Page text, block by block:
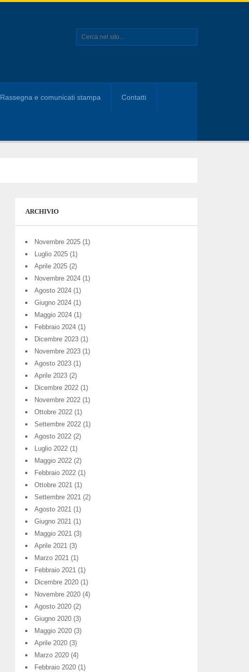
Rassegna e comunicati stampa Contatti
ARCHIVIO
Novembre 2025 (1)
Luglio 2025 (1)
Aprile 2025 (2)
Novembre 2024 (1)
Agosto 2024 (1)
Giugno 2024 (1)
Maggio 2024 (1)
Febbraio 2024 (1)
Dicembre 2023 (1)
Novembre 2023 (1)
Agosto 2023 (1)
Aprile 2023 (2)
Dicembre 2022 (1)
Novembre 2022 (1)
Ottobre 2022 (1)
Settembre 2022 (1)
Agosto 2022 (2)
Luglio 2022 (1)
Maggio 2022 (2)
Febbraio 2022 (1)
Ottobre 2021 (1)
Settembre 2021 (2)
Agosto 2021 (1)
Giugno 2021 (1)
Maggio 2021 (3)
Aprile 2021 (3)
Marzo 2021 (1)
Febbraio 2021 (1)
Dicembre 2020 (1)
Novembre 2020 (4)
Agosto 2020 (2)
Giugno 2020 (3)
Maggio 2020 (3)
Aprile 2020 (3)
Marzo 2020 (4)
Febbraio 2020 (1)